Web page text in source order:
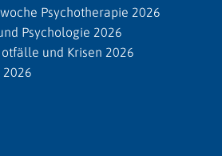
Psychotherapie 2026
Psychologie 2026
und Krisen 2026
2026